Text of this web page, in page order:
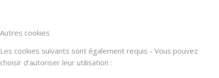
Autres cookies
Les cookies suivants sont également requis - Vous pouvez
choisir d’autoriser leur utilisation :